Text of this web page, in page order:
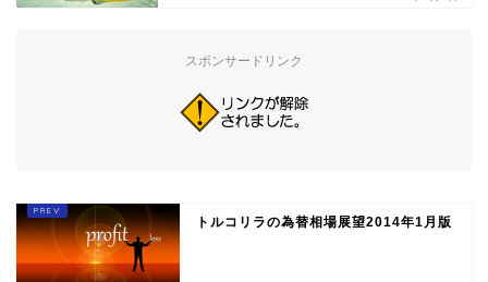
スポンサードリンク
トルコリラの為替相場展望2014年1月版